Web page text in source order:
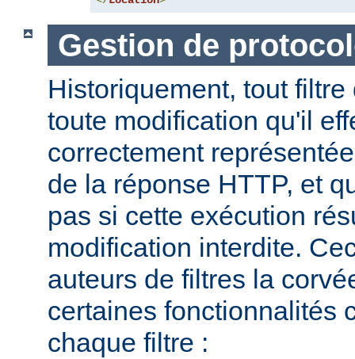
Gestion de
Historiquement, tout
toute modification qu'il
correctement
de la réponse HTTP, et
pas si cette exécution
modification interdite.
auteurs de filtres la
certaines fonctionnalités
chaque filtre :